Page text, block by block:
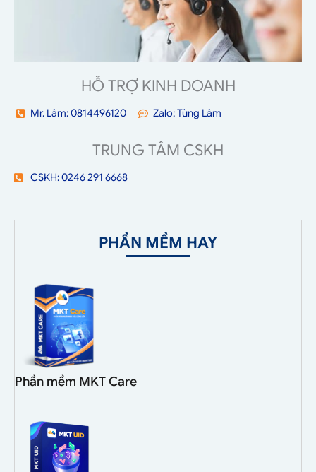
HỖ TRỢ KINH DOANH
Mr. Lâm: 0814496120 Zalo: Tùng Lâm
TRUNG TÂM CSKH
CSKH: 0246 291 6668
PHẦN MỀM HAY
Phần mềm MKT Care